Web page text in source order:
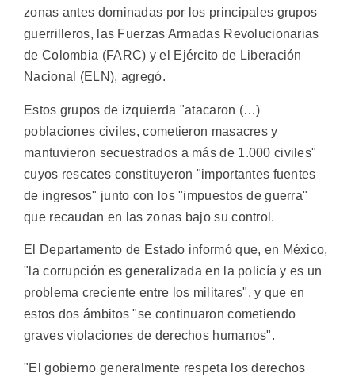
zonas antes dominadas por los principales grupos
guerrilleros, las Fuerzas Armadas Revolucionarias
de Colombia (FARC) y el Ejército de Liberación
Nacional (ELN), agregó.
Estos grupos de izquierda "atacaron (…)
poblaciones civiles, cometieron masacres y
mantuvieron secuestrados a más de 1.000 civiles"
cuyos rescates constituyeron "importantes fuentes
de ingresos" junto con los "impuestos de guerra"
que recaudan en las zonas bajo su control.
El Departamento de Estado informó que, en México,
"la corrupción es generalizada en la policía y es un
problema creciente entre los militares", y que en
estos dos ámbitos "se continuaron cometiendo
graves violaciones de derechos humanos".
"El gobierno generalmente respeta los derechos